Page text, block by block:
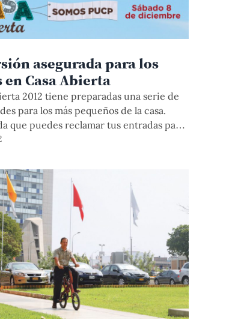
asegurada para los
Casa Abierta
2012 tiene preparadas una serie de
para los más pequeños de la casa.
que puedes reclamar tus entradas para
8 de diciembre en Teleticket. Solo